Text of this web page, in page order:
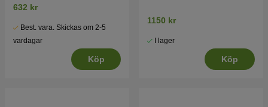
632 kr
Best. vara. Skickas om 2-5
vardagar
Köp
1150 kr
I lager
Köp